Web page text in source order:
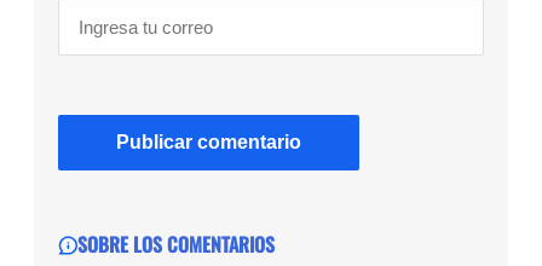
SOBRE LOS COMENTARIOS